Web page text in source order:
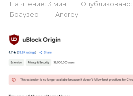
На чтение: 3 мин Опубликовано:
Браузер
Andrey